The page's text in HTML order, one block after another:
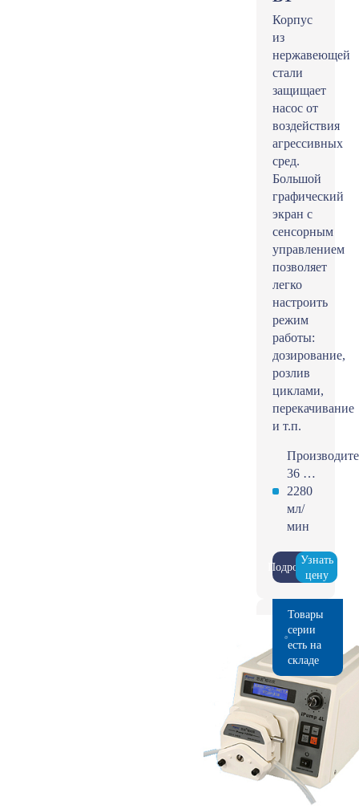
Корпус
из
нержавеющей
стали
защищает
насос от
воздействия
агрессивных
сред.
Большой
графический
экран с
сенсорным
управлением
позволяет
легко
настроить
режим
работы:
дозирование,
розлив
циклами,
перекачивание
и т.п.
36 …
2280
мл/
мин
Подробнее
Узнать
цену
Товары
серии
есть на
складе